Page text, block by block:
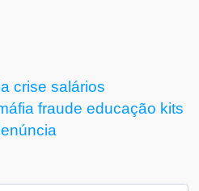
crise salários
fraude educação kits